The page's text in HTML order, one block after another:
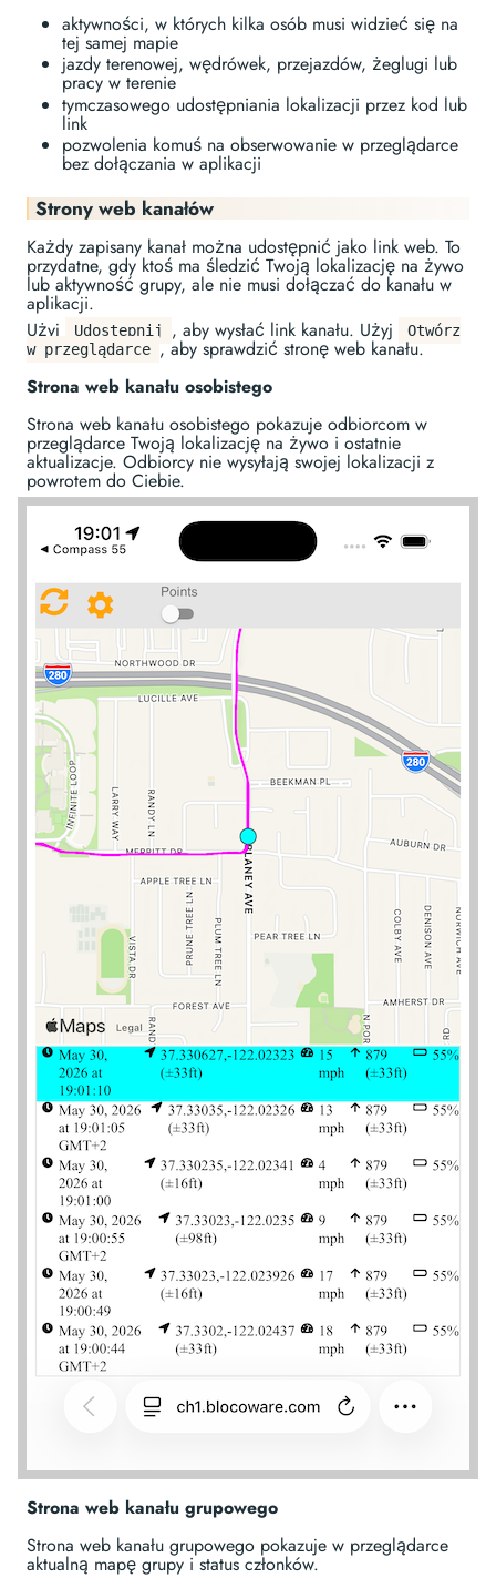
aktywności, w których kilka osób musi widzieć się na
tej samej mapie
jazdy terenowej, wędrówek, przejazdów, żeglugi lub
pracy w terenie
tymczasowego udostępniania lokalizacji przez kod lub
link
pozwolenia komuś na obserwowanie w przeglądarce
bez dołączania w aplikacji
Strony web kanałów
Każdy zapisany kanał można udostępnić jako link web. To
przydatne, gdy ktoś ma śledzić Twoją lokalizację na żywo
lub aktywność grupy, ale nie musi dołączać do kanału w
aplikacji.
Użyj
Udostępnij , aby wysłać link kanału. Użyj
Otwórz
w przeglądarce
, aby sprawdzić stronę web kanału.
Strona web kanału osobistego
Strona web kanału osobistego pokazuje odbiorcom w
przeglądarce Twoją lokalizację na żywo i ostatnie
aktualizacje. Odbiorcy nie wysyłają swojej lokalizacji z
powrotem do Ciebie.
Strona web kanału grupowego
Strona web kanału grupowego pokazuje w przeglądarce
aktualną mapę grupy i status członków.